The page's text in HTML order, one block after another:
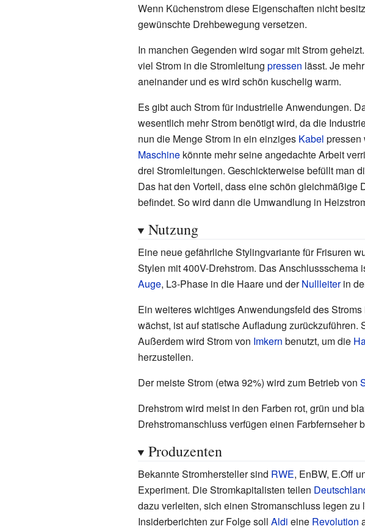
Wenn Küchenstrom diese Eigenschaften nicht
gewünschte Drehbewegung versetzen.
In manchen Gegenden wird sogar mit Strom
viel Strom in die Stromleitung pressen lässt. Je mehr
aneinander und es wird schön kuschelig warm.
Es gibt auch Strom für industrielle Anwendungen.
wesentlich mehr Strom benötigt wird, da die
nun die Menge Strom in ein einziges Kabel pressen
Maschinekönnte mehr seine angedachte Arbeit
drei Stromleitungen. Geschickterweise befüllt man
Das hat den Vorteil, dass eine schön gleichmäßige
befindet. So wird dann die Umwandlung in
Nutzung
Eine neue gefährliche Stylingvariante für Frisuren
Stylen mit 400V-Drehstrom. Das
Auge, L3-Phase in die Haare und derNullleiterin
Ein weiteres wichtiges Anwendungsfeld des Stroms
wächst, ist auf statische Aufladung
Außerdem wird Strom von Imkern benutzt, um die
herzustellen.
Der meiste Strom (etwa 92%) wird zum Betrieb von
Drehstrom wird meist in den Farben rot, grün und
Drehstromanschluss verfügen einen Farbfernseher
Produzenten
Bekannte Stromhersteller sind RWE, EnBW, E.Off
Experiment. Die Stromkapitalisten teilen
dazu verleiten, sich einen Stromanschluss legen
Insiderberichten zur Folge soll Aldi eine Revolution